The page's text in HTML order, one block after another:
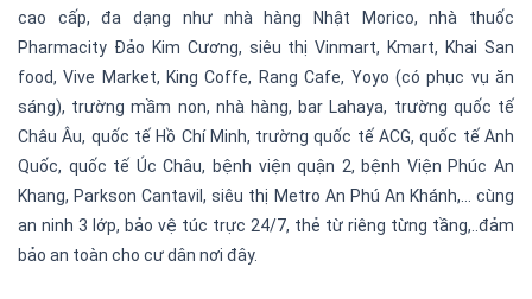
cao cấp, đa dạng như nhà hàng Nhật Morico, nhà thuốc
Pharmacity Đảo Kim Cương, siêu thị Vinmart, Kmart, Khai San
food, Vive Market, King Coffe, Rang Cafe, Yoyo (có phục vụ ăn
sáng), trường mầm non, nhà hàng, bar Lahaya, trường quốc tế
Châu Âu, quốc tế Hồ Chí Minh, trường quốc tế ACG, quốc tế Anh
Quốc, quốc tế Úc Châu, bệnh viện quận 2, bệnh Viện Phúc An
Khang, Parkson Cantavil, siêu thị Metro An Phú An Khánh,… cùng
an ninh 3 lớp, bảo vệ túc trực 24/7, thẻ từ riêng từng tầng,..đảm
bảo an toàn cho cư dân nơi đây.